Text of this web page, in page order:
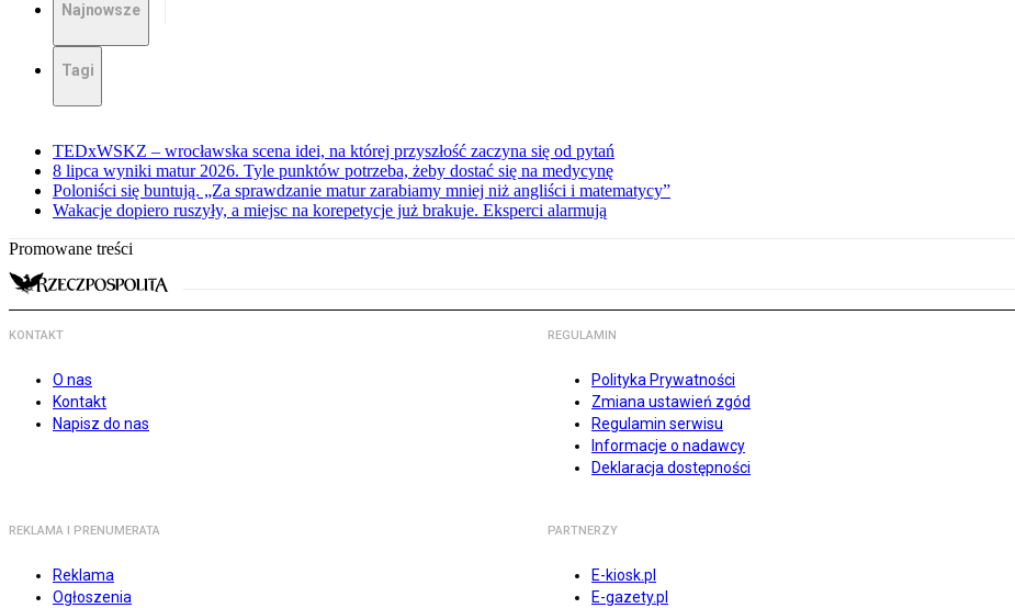
Najnowsze
Tagi
TEDxWSKZ – wrocławska scena idei, na której przyszłość zaczyna się od pytań
8 lipca wyniki matur 2026. Tyle punktów potrzeba, żeby dostać się na medycynę
Poloniści się buntują. „Za sprawdzanie matur zarabiamy mniej niż angliści i matematycy”
Wakacje dopiero ruszyły, a miejsc na korepetycje już brakuje. Eksperci alarmują
Promowane treści
KONTAKT
O nas
Kontakt
Napisz do nas
REGULAMIN
Polityka Prywatności
Zmiana ustawień zgód
Regulamin serwisu
Informacje o nadawcy
Deklaracja dostępności
REKLAMA I PRENUMERATA
Reklama
Ogłoszenia
PARTNERZY
E-kiosk.pl
E-gazety.pl